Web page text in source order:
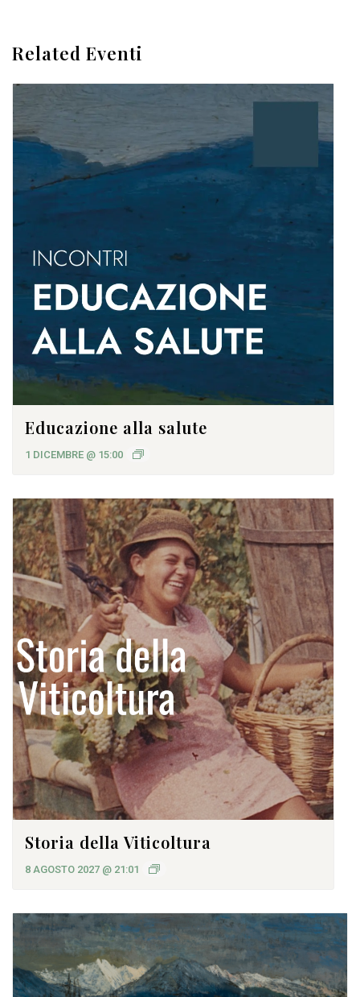
Related Eventi
Educazione alla salute
1 DICEMBRE @ 15:00
Storia della Viticoltura
8 AGOSTO 2027 @ 21:01